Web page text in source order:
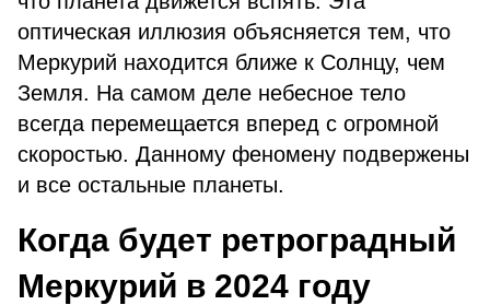
оптическая иллюзия объясняется тем, что
Меркурий находится ближе к Солнцу, чем
Земля. На самом деле небесное тело
всегда перемещается вперед с огромной
скоростью. Данному феномену подвержены
и все остальные планеты.
Когда будет ретроградный
Меркурий в 2024 году